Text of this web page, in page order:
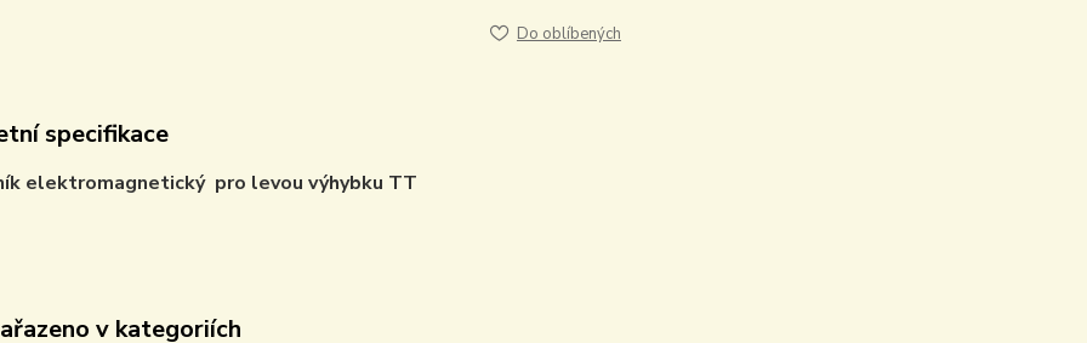
Do oblíbených
specifikace
elektromagnetický pro levou výhybku TT
v kategoriích